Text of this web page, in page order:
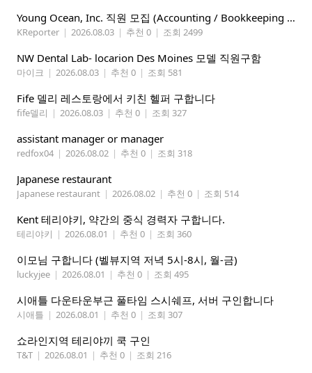
Young Ocean, Inc. 직원 모집 (Accounting / Bookkeeping 분야)
KReporter | 2026.08.03 | 추천 0 | 조회 2499
NW Dental Lab- locarion Des Moines 모델 직원구함
마이크 | 2026.08.03 | 추천 0 | 조회 581
Fife 델리 레스토랑에서 키친 헬퍼 구합니다
fife델리 | 2026.08.03 | 추천 0 | 조회 327
assistant manager or manager
redfox04 | 2026.08.02 | 추천 0 | 조회 318
Japanese restaurant
Japanese restaurant | 2026.08.02 | 추천 0 | 조회 514
Kent 테리야키, 약간의 중식 경력자 구합니다.
테리야키 | 2026.08.01 | 추천 0 | 조회 360
이모님 구합니다 (벨뷰지역 저녁 5시-8시, 월-금)
luckyjee | 2026.08.01 | 추천 0 | 조회 495
시애틀 다운타운부근 풀타임 스시쉐프, 서버 구인합니다
시애틀 | 2026.08.01 | 추천 0 | 조회 307
쇼라인지역 테리야끼 쿡 구인
T&T | 2026.08.01 | 추천 0 | 조회 216